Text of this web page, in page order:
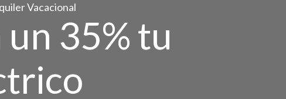
Vacacional
35% tu